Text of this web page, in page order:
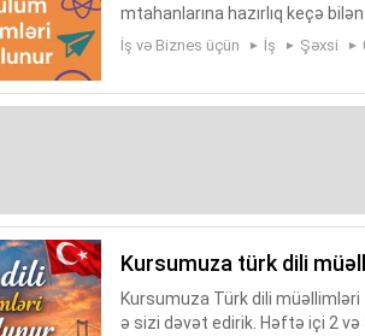
mtahanlarına hazırlıq keçə
Kursumuzda canlı dərs deyə
İş və Biznes üçün İş Şəxsi
kursumuza türk dili
Kursumuza Türk dili
ə sizi dəvət edirik. Həftə içi 2 və